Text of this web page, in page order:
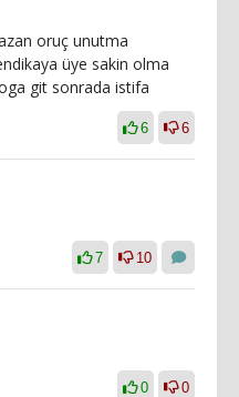
oruç unutma
üye sakin olma
git sonrada istifa
6 6
7 10
0 0